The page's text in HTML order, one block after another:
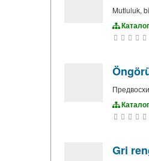
Mutluluk,
Gri